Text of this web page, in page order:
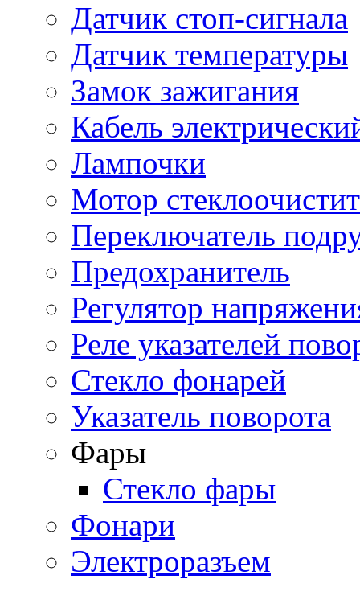
Датчик стоп-сигнала
Датчик температуры
Замок зажигания
Кабель
Лампочки
Мотор
Переключатель
Предохранитель
Регулятор
Реле указателей
Стекло фонарей
Указатель поворота
Фары
Стекло фары
Фонари
Электроразъем